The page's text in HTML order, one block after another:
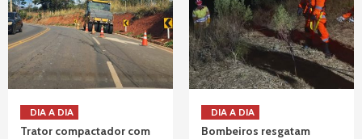
DIA A DIA
Trator compactador com
DIA A DIA
Bombeiros resgatam